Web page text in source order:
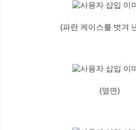
(파란 케이스를 벗겨
(옆면)